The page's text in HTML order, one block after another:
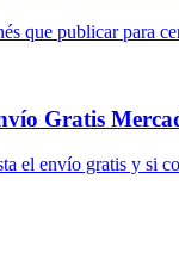
que publicar para
Gratis
el envío gratis y si